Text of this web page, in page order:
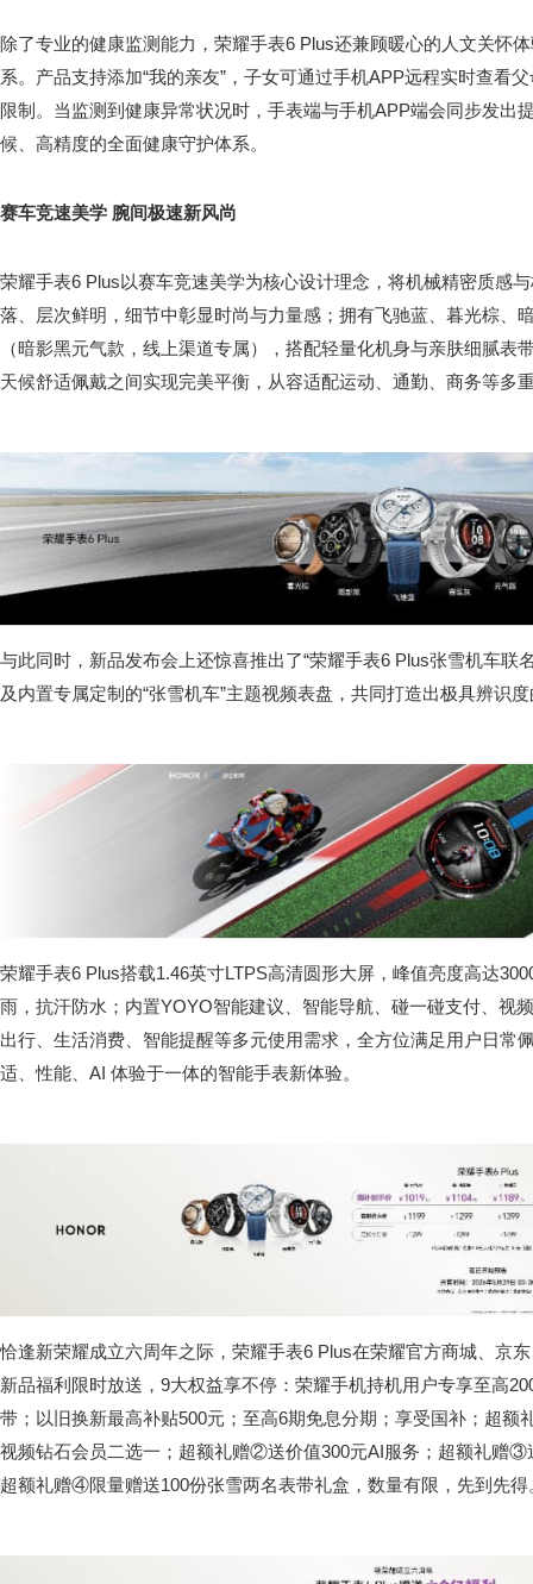
除了专业的健康监测能力，荣耀手表6 Plus还兼顾暖心的人文关怀
系。产品支持添加“我的亲友”，子女可通过手机APP远程实时查看
限制。当监测到健康异常状况时，手表端与手机APP端会同步发出
候、高精度的全面健康守护体系。
赛车竞速美学 腕间极速新风尚
荣耀手表6 Plus以赛车竞速美学为核心设计理念，将机械精密质感
落、层次鲜明，细节中彰显时尚与力量感；拥有飞驰蓝、暮光棕、
（暗影黑元气款，线上渠道专属），搭配轻量化机身与亲肤细腻表
天候舒适佩戴之间实现完美平衡，从容适配运动、通勤、商务等多
与此同时，新品发布会上还惊喜推出了“荣耀手表6 Plus张雪机车联
及内置专属定制的“张雪机车”主题视频表盘，共同打造出极具辨识
荣耀手表6 Plus搭载1.46英寸LTPS高清圆形大屏，峰值亮度高达
雨，抗汗防水；内置YOYO智能建议、智能导航、碰一碰支付、视
出行、生活消费、智能提醒等多元使用需求，全方位满足用户日常
适、性能、AI 体验于一体的智能手表新体验。
恰逢新荣耀成立六周年之际，荣耀手表6 Plus在荣耀官方商城、京
新品福利限时放送，9大权益享不停：荣耀手机持机用户专享至高
带；以旧换新最高补贴500元；至高6期免息分期；享受国补；超
视频钻石会员二选一；超额礼赠②送价值300元AI服务；超额礼赠③‌
超额礼赠④限量赠送100份张雪两名表带礼盒，数量有限，先到先得